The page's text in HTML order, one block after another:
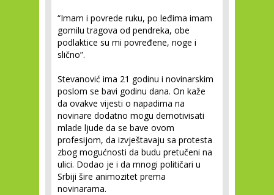
“Imam i povrede ruku, po leđima imam
gomilu tragova od pendreka, obe
podlaktice su mi povređene, noge i
slično”.
Stevanović ima 21 godinu i novinarskim
poslom se bavi godinu dana. On kaže
da ovakve vijesti o napadima na
novinare dodatno mogu demotivisati
mlade ljude da se bave ovom
profesijom, da izvještavaju sa protesta
zbog mogućnosti da budu pretučeni na
ulici. Dodao je i da mnogi političari u
Srbiji šire animozitet prema
novinarama.